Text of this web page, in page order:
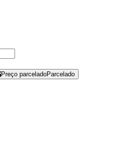
Preço parceladoParcelado